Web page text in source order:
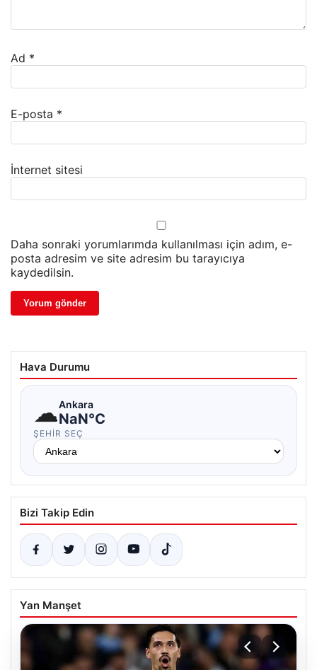
Ad *
E-posta *
İnternet sitesi
Daha sonraki yorumlarımda kullanılması için adım, e-
posta adresim ve site adresim bu tarayıcıya
kaydedilsin.
Hava Durumu
☁Ankara
NaN°C
ŞEHIR SEÇ
Bizi Takip Edin
Yan Manşet